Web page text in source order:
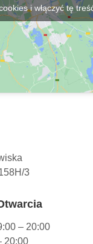
i włączyć tę
3
– 20:00
20:00